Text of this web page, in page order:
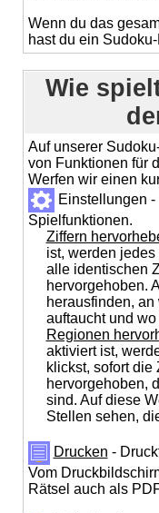
Wenn du das
hast du ein
Wie
Auf unserer
von Funktionen für
Werfen wir einen
Einstellungen
Spielfunktionen.
Ziffern
ist, werden
alle identischen
hervorgehoben.
herausfinden,
auftaucht und
Regionen
aktiviert ist,
klickst, sofort
hervorgehoben,
sind. Auf diese
Stellen sehen,
Drucken -
Vom
Rätsel auch als